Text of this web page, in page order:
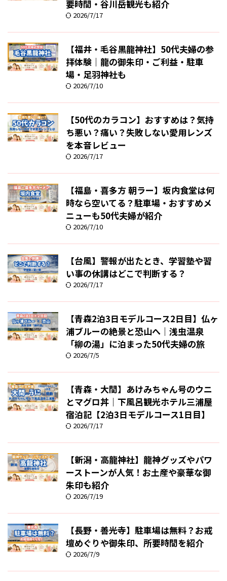
要時間・谷川岳観光も紹介
2026/7/17
【福井・毛谷黒龍神社】50代夫婦の参
拝体験｜龍の御朱印・ご利益・駐車
場・足羽神社も
2026/7/10
【50代のカラコン】おすすめは？気持
ち悪い？痛い？失敗しない愛用レンズ
を本音レビュー
2026/7/17
【福島・喜多方 朝ラー】坂内食堂は何
時なら空いてる？駐車場・おすすめメ
ニューも50代夫婦が紹介
2026/7/10
【台風】警報が出たとき、学習塾や習
い事の休講はどこで判断する？
2026/7/17
【青森2泊3日モデルコース2日目】仏ヶ
浦ブルーの絶景と恐山へ｜浅虫温泉
「柳の湯」に泊まった50代夫婦の旅
2026/7/5
【青森・大間】あけみちゃん号のウニ
とマグロ丼｜下風呂観光ホテル三浦屋
宿泊記【2泊3日モデルコース1日目】
2026/7/17
【新潟・高龍神社】龍神グッズやパワ
ーストーンが人気！お土産や豪華な御
朱印も紹介
2026/7/19
【長野・善光寺】駐車場は無料？お戒
壇めぐりや御朱印、所要時間を紹介
2026/7/9